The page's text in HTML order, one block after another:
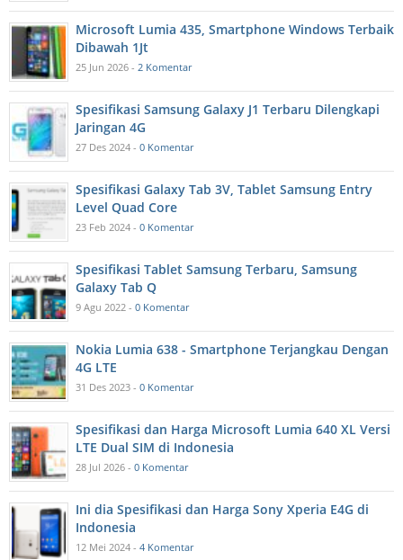
Microsoft Lumia 435, Smartphone Windows Terbaik
Dibawah 1Jt
25 Jun 2026 - 2 Komentar
Spesifikasi Samsung Galaxy J1 Terbaru Dilengkapi
Jaringan 4G
27 Des 2024 - 0 Komentar
Spesifikasi Galaxy Tab 3V, Tablet Samsung Entry
Level Quad Core
23 Feb 2024 - 0 Komentar
Spesifikasi Tablet Samsung Terbaru, Samsung
Galaxy Tab Q
9 Agu 2022 - 0 Komentar
Nokia Lumia 638 - Smartphone Terjangkau Dengan
4G LTE
31 Des 2023 - 0 Komentar
Spesifikasi dan Harga Microsoft Lumia 640 XL Versi
LTE Dual SIM di Indonesia
28 Jul 2026 - 0 Komentar
Ini dia Spesifikasi dan Harga Sony Xperia E4G di
Indonesia
12 Mei 2024 - 4 Komentar